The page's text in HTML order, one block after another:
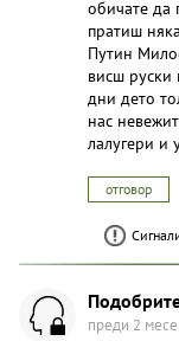
обичате да
пратиш
Путин
висш руски
дни дето
нас
лалугери и
отговор
преди 2